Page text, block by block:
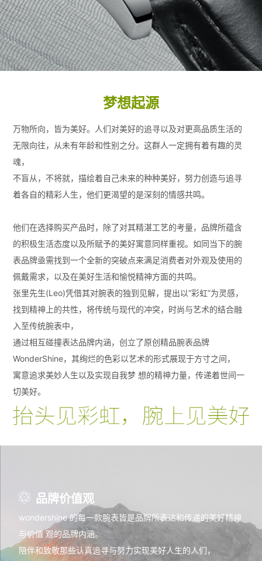
梦想起源
万物所向，皆为美好。人们对美好的追寻以及对更高品质生活的
无限向往，从未有年龄和性别之分。这群人一定拥有着有趣的灵
魂，
不盲从，不将就，描绘着自己未来的种种美好，努力创造与追寻
着各自的精彩人生，他们更渴望的是深刻的情感共鸣。
他们在选择购买产品时，除了对其精湛工艺的考量，品牌所蕴含
的积极生活态度以及所赋予的美好寓意同样重视。如同当下的腕
表品牌亟需找到一个全新的突破点来满足消费者对外观及使用的
佩戴需求，以及在美好生活和愉悦精神方面的共鸣。
张里先生(Leo)凭借其对腕表的独到见解，提出以“彩虹”为灵感，
找到精神上的共性，将传统与现代的冲突，时尚与艺术的结合融
入至传统腕表中，
通过相互碰撞表达品牌内涵，创立了原创精品腕表品牌
WonderShine，其绚烂的色彩以艺术的形式展现于方寸之间，
寓意追求美妙人生以及实现自我梦 想的精神力量，传递着世间一
切美好。
品牌价值观
wondershine 的每一款腕表皆是品牌所表达和传递的美好精神
与价值 观的品牌内涵。
陪伴和致敬那些认真追寻与努力实现美好人生的人们，